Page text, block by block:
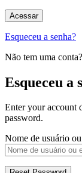
Esqueceu a senha?
Não tem uma conta?
Esqueceu a
Enter your account
password.
Nome de usuário